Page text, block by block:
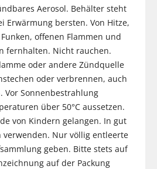
Aerosol. Behälter steht
Erwärmung bersten. Von Hitze,
offenen Flammen und
fernhalten. Nicht rauchen.
oder andere Zündquelle
oder verbrennen, auch
Vor Sonnenbestrahlung
über 50°C aussetzen.
von Kindern gelangen. In gut
verwenden. Nur völlig entleerte
geben. Bitte stets auf
auf der Packung